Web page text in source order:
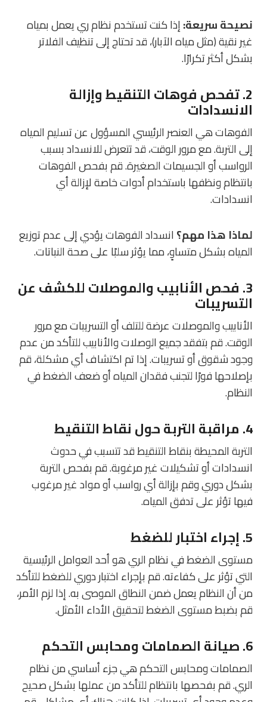
نصيحة سريعة:إذا كنت تستخدم نظام ري يعمل بمياه
غير نقية (مثل مياه الآبار)، قد تحتاج إلى تنظيف الفلاتر
بشكل أكثر تكرارًا.
2. تفحص فوهات التنقيط وإزالة
الانسدادات
الفوهات هي العنصر الرئيسي المسؤول عن تسليم المياه
إلى التربة. مع مرور الوقت، قد تتعرض للانسداد بسبب
الرواسب أو الجسيمات الصغيرة. قم بفحص الفوهات
بانتظام ونظفها باستخدام أدوات خاصة لإزالة أي
انسدادات.
لماذا هذا مهم؟ انسداد الفوهات يؤدي إلى عدم توزيع
المياه بشكل متساوٍ، مما يؤثر سلبًا على صحة النباتات.
3. فحص الأنابيب والموصلات للكشف عن
التسريبات
الأنابيب والموصلات عرضة للتلف أو التسريبات مع مرور
الوقت. قم بتفقد جميع الوصلات والأنابيب للتأكد من عدم
وجود شقوق أو تسريبات. إذا تم اكتشاف أي مشكلة، قم
بإصلاحها فورًا لتجنب فقدان المياه أو ضعف الضغط في
النظام.
4. مراقبة التربة حول نقاط التنقيط
التربة المحيطة بنقاط التنقيط قد تتسبب في حدوث
انسدادات أو تشكيلات غير مرغوبة. قم بفحص التربة
بشكل دوري وقم بإزالة أي رواسب أو مواد غير مرغوب
فيها تؤثر على تدفق المياه.
5. إجراء اختبار للضغط
مستوى الضغط في نظام الري هو أحد العوامل الرئيسية
التي تؤثر على كفاءته. قم بإجراء اختبار دوري للضغط للتأكد
من أن النظام يعمل ضمن النطاق الموصى به. إذا لزم الأمر،
قم بضبط مستوى الضغط لتحقيق الأداء الأمثل.
6. صيانة الصمامات ومحابس التحكم
الصمامات ومحابس التحكم هي جزء أساسي من نظام
الري. قم بفحصها بانتظام للتأكد من عملها بشكل صحيح